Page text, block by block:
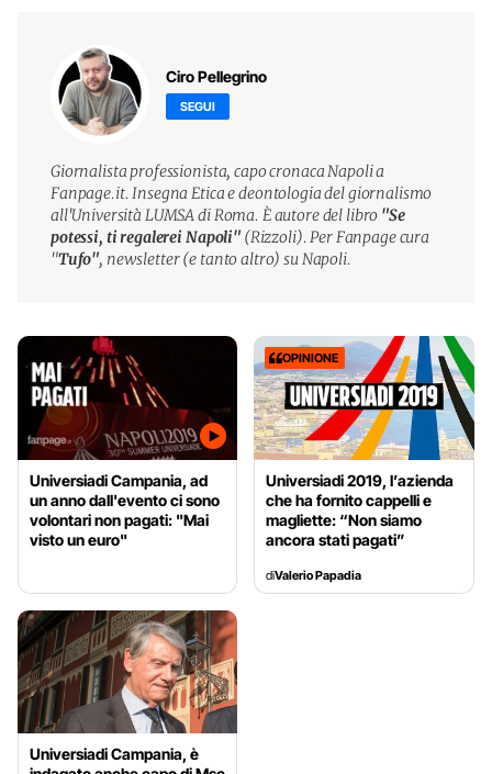
Ciro Pellegrino
SEGUI
Giornalista professionista, capo cronaca Napoli a
Fanpage.it. Insegna Etica e deontologia del giornalismo
all'Università LUMSA di Roma. È autore del libro "Se
potessi, ti regalerei Napoli"(Rizzoli). Per Fanpage cura
"Tufo", newsletter (e tanto altro) su Napoli.
Universiadi Campania, ad
un anno dall'evento ci sono
volontari non pagati: "Mai
visto un euro"
OPINIONE
Universiadi 2019, l’azienda
che ha fornito cappelli e
magliette: “Non siamo
ancora stati pagati”
diValerio Papadia
Universiadi Campania, è